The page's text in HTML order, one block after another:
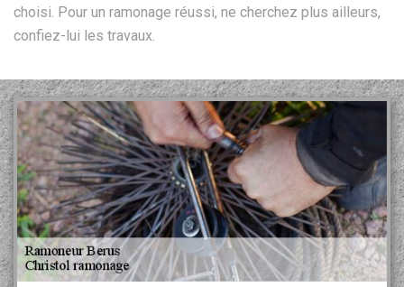
choisi. Pour un ramonage réussi, ne cherchez plus ailleurs,
confiez-lui les travaux.